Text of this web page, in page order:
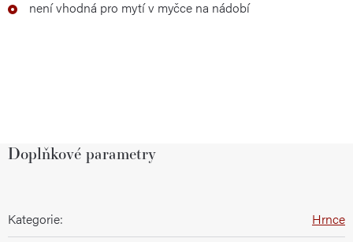
není vhodná pro mytí v myčce na nádobí
Doplňkové parametry
Kategorie: Hrnce